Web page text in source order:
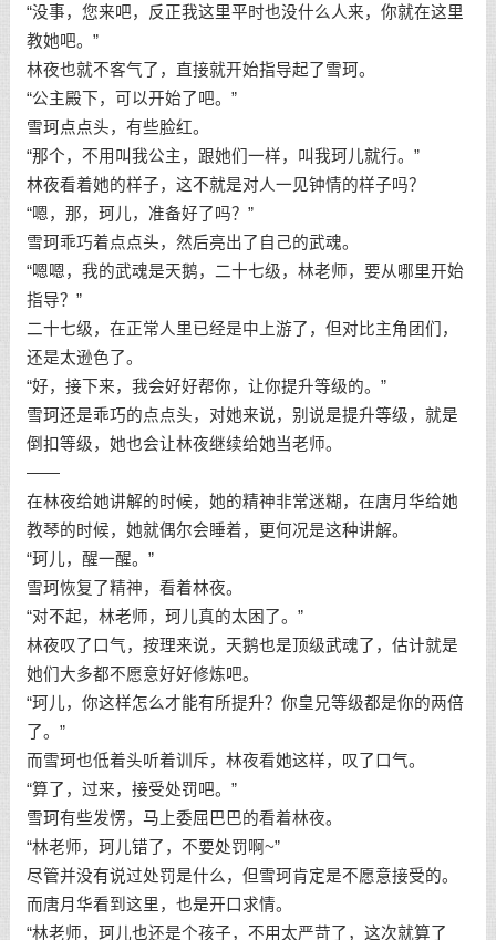
“没事，您来吧，反正我这里平时也没什么人来，你就在这里
教她吧。”
林夜也就不客气了，直接就开始指导起了雪珂。
“公主殿下，可以开始了吧。”
雪珂点点头，有些脸红。
“那个，不用叫我公主，跟她们一样，叫我珂儿就行。”
林夜看着她的样子，这不就是对人一见钟情的样子吗？
“嗯，那，珂儿，准备好了吗？”
雪珂乖巧着点点头，然后亮出了自己的武魂。
“嗯嗯，我的武魂是天鹅，二十七级，林老师，要从哪里开始
指导？”
二十七级，在正常人里已经是中上游了，但对比主角团们，
还是太逊色了。
“好，接下来，我会好好帮你，让你提升等级的。”
雪珂还是乖巧的点点头，对她来说，别说是提升等级，就是
倒扣等级，她也会让林夜继续给她当老师。
——
在林夜给她讲解的时候，她的精神非常迷糊，在唐月华给她
教琴的时候，她就偶尔会睡着，更何况是这种讲解。
“珂儿，醒一醒。”
雪珂恢复了精神，看着林夜。
“对不起，林老师，珂儿真的太困了。”
林夜叹了口气，按理来说，天鹅也是顶级武魂了，估计就是
她们大多都不愿意好好修炼吧。
“珂儿，你这样怎么才能有所提升？你皇兄等级都是你的两倍
了。”
而雪珂也低着头听着训斥，林夜看她这样，叹了口气。
“算了，过来，接受处罚吧。”
雪珂有些发愣，马上委屈巴巴的看着林夜。
“林老师，珂儿错了，不要处罚啊~”
尽管并没有说过处罚是什么，但雪珂肯定是不愿意接受的。
而唐月华看到这里，也是开口求情。
“林老师，珂儿也还是个孩子，不用太严苛了，这次就算了